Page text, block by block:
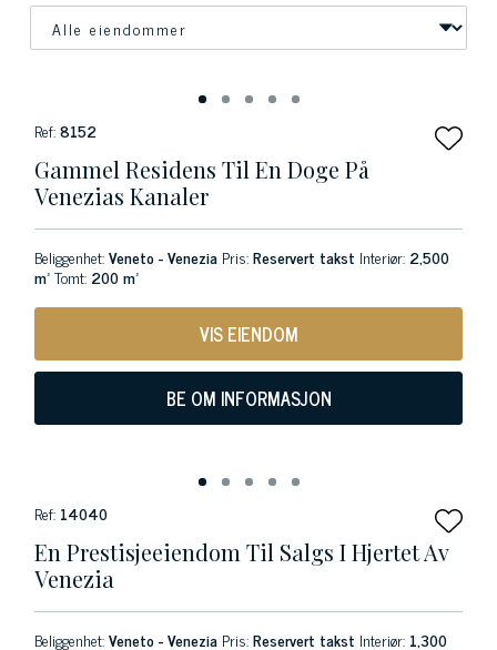
Ref:8152
Gammel Residens Til En Doge På
Venezias Kanaler
Beliggenhet:Veneto - Venezia Pris:Reservert takst Interiør: 2,500
m²Tomt: 200 m²
VIS EIENDOM
BE OM INFORMASJON
Ref: 14040
En Prestisjeeiendom Til Salgs I Hjertet Av
Venezia
Beliggenhet:Veneto - Venezia Pris:Reservert takst Interiør: 1,300